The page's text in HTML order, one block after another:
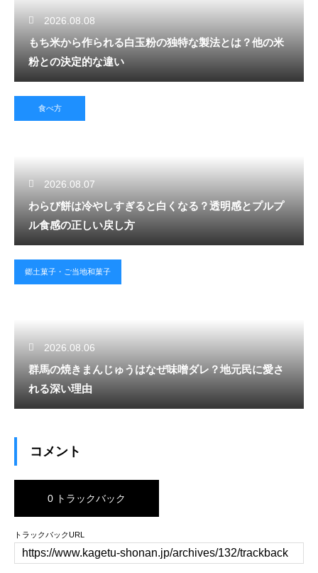
2026.08.08
もち米から作られる白玉粉の独特な製法とは？他の米
粉との決定的な違い
食べ方
2026.08.07
わらび餅は冷やしすぎると白くなる？透明感とプルプ
ル食感の正しい戻し方
郷土菓子・ご当地和菓子
2026.08.06
群馬の焼きまんじゅうはなぜ味噌ダレ？地元民に愛さ
れる深い理由
コメント
0 トラックバック
トラックバックURL